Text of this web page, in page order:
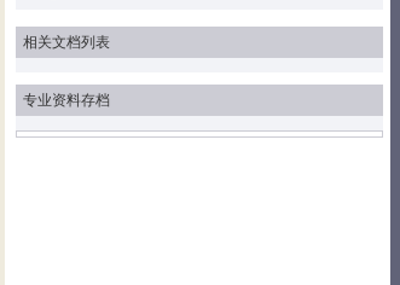
相关文档列表
专业资料存档